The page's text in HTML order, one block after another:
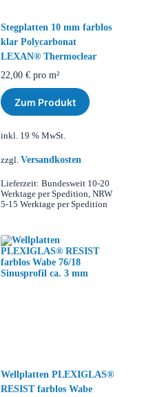
Stegplatten 10 mm farblos
klar Polycarbonat
LEXAN® Thermoclear
22,00 €pro m²
Zum Produkt
inkl. 19 % MwSt.
zzgl. Versandkosten
Lieferzeit: Bundesweit 10-20
Werktage per Spedition, NRW
5-15 Werktage per Spedition
Wellplatten PLEXIGLAS®
RESIST farblos Wabe